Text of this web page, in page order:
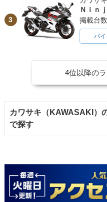
3
Ｎｉｎ
掲載台
バ
4位以降の
カワサキ（KAWASAKI）
で探す